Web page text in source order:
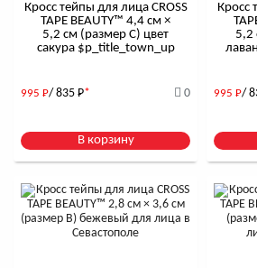
Кросс тейпы для лица CROSS
TAPE BEAUTY™ 4,4 см ×
5,2 см (размер C) цвет
сакура $р_title_town_up
995 Р/ 835 Р* 0
В корзину
Кросс
5,2
995 Р/